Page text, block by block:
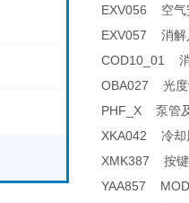
EXV056 空气
EXV057 消解
COD10_01
OBA027 光
PHF_X 泵管
XKA042 冷却
XMK387 按
YAA857